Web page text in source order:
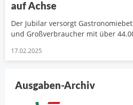
auf Achse
Der Jubilar versorgt
und Großverbraucher mit über
17.02.2025
Ausgaben-Archiv